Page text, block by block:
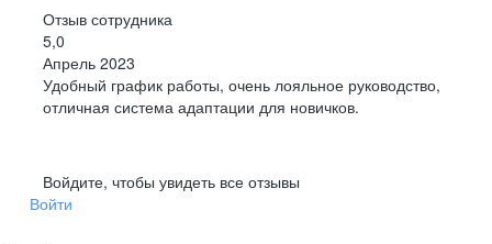
Отзыв сотрудника
5,0
Апрель 2023
Удобный график работы, очень лояльное руководство,
отличная система адаптации для новичков.
Войдите, чтобы увидеть все отзывы
Войти